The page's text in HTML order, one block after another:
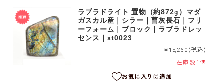
ラブラドライト 置物（約872g）マダ
ガスカル産｜シラー｜曹灰長石｜フリ
ーフォーム｜ブロック｜ラブラドレッ
センス｜st0023
¥15,260(税込)
在庫数 1個
お気に入りに追加